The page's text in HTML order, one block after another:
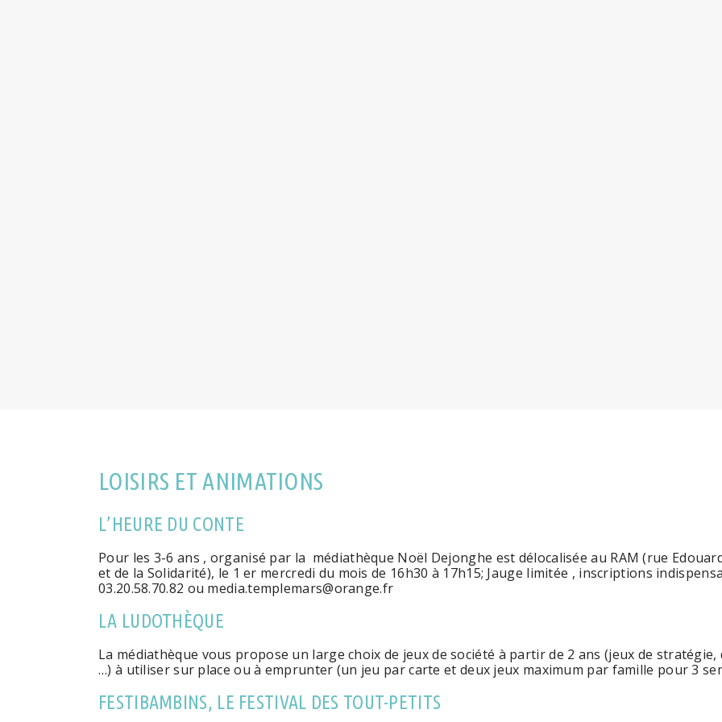
LOISIRS ET ANIMATIONS
L’HEURE DU CONTE
Pour les 3-6 ans , organisé par la médiathèque Noël Dejonghe est délocalisée au RAM (rue
et de la Solidarité), le 1 er mercredi du mois de 16h30 à 17h15; Jauge limitée , inscriptions
03.20.58.70.82 ou media.templemars@orange.fr
LA LUDOTHÈQUE
La médiathèque vous propose un large choix de jeux de société à partir de 2 ans (jeux de
…) à utiliser sur place ou à emprunter (un jeu par carte et deux jeux maximum par famille pour 3
FESTIBAMBINS, LE FESTIVAL DES TOUT-PETITS